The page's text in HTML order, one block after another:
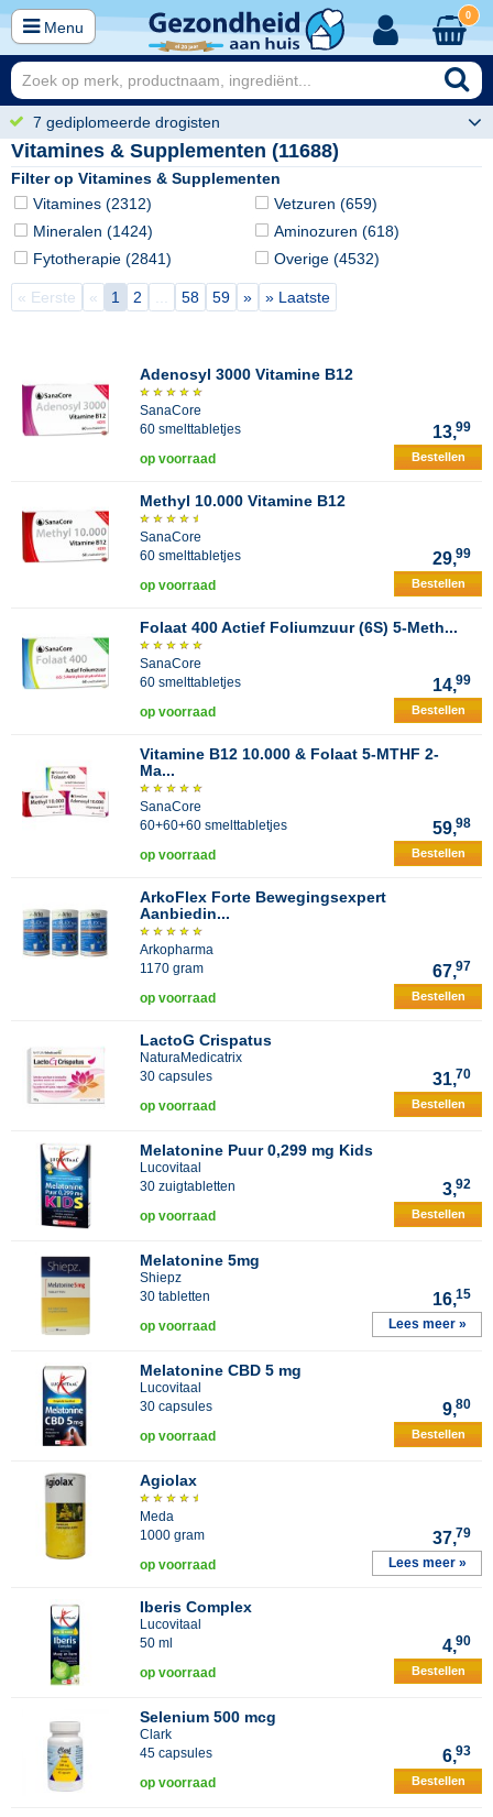
Menu
0
7 gediplomeerde drogisten
Vitamines & Supplementen (11688)
Filter op Vitamines & Supplementen
Vitamines (2312)
Mineralen (1424)
Fytotherapie (2841)
Vetzuren (659)
Aminozuren (618)
Overige (4532)
« Eerste « 1 2 58 59 » » Laatste
Adenosyl 3000 Vitamine B12
SanaCore
60 smelttabletjes
13,99
op voorraad Bestellen
Methyl 10.000 Vitamine B12
SanaCore
60 smelttabletjes
29,99
op voorraad Bestellen
Folaat 400 Actief Foliumzuur (6S) 5-Meth...
SanaCore
60 smelttabletjes
14,99
op voorraad Bestellen
Vitamine B12 10.000 & Folaat 5-MTHF 2-
Ma...
SanaCore
60+60+60 smelttabletjes
59,98
op voorraad Bestellen
ArkoFlex Forte Bewegingsexpert
Aanbiedin...
Arkopharma
1170 gram
67,97
op voorraad Bestellen
LactoG Crispatus
NaturaMedicatrix
30 capsules
31,70
op voorraad Bestellen
Melatonine Puur 0,299 mg Kids
Lucovitaal
30 zuigtabletten
3,92
op voorraad Bestellen
Melatonine 5mg
Shiepz
30 tabletten
16,15
op voorraad Lees meer »
Melatonine CBD 5 mg
Lucovitaal
30 capsules
9,80
op voorraad Bestellen
Agiolax
Meda
1000 gram
37,79
op voorraad Lees meer »
Iberis Complex
Lucovitaal
50 ml
4,90
op voorraad Bestellen
Selenium 500 mcg
Clark
45 capsules
6,93
op voorraad Bestellen